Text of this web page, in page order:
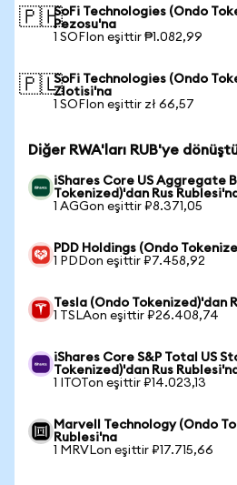
🇵🇭SoFi Technologies (Ondo
Pezosu'na
1 SOFIon eşittir ₱1.082,99
🇵🇱SoFi Technologies (Ondo
Zlotisi'na
1 SOFIon eşittir zł 66,57
Diğer RWA'ları RUB'ye
iShares Core US Aggregate
Tokenized)'dan Rus
1 AGGon eşittir ₽8.371,05
PDD Holdings (Ondo
1 PDDon eşittir ₽7.458,92
Tesla (Ondo Tokenized)'dan
1 TSLAon eşittir ₽26.408,74
iShares Core S&P Total US
Tokenized)'dan Rus
1 ITOTon eşittir ₽14.023,13
Marvell Technology (Ondo
Rublesi'na
1 MRVLon eşittir ₽17.715,66